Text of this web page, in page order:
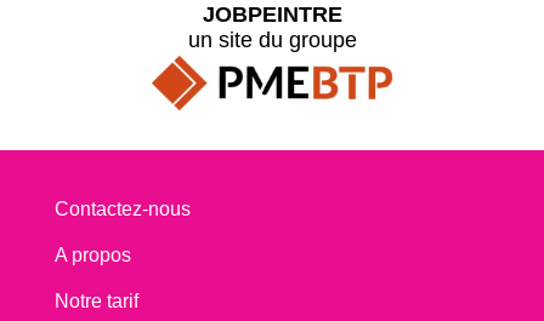
JOBPEINTRE
un site du groupe
Contactez-nous
A propos
Notre tarif